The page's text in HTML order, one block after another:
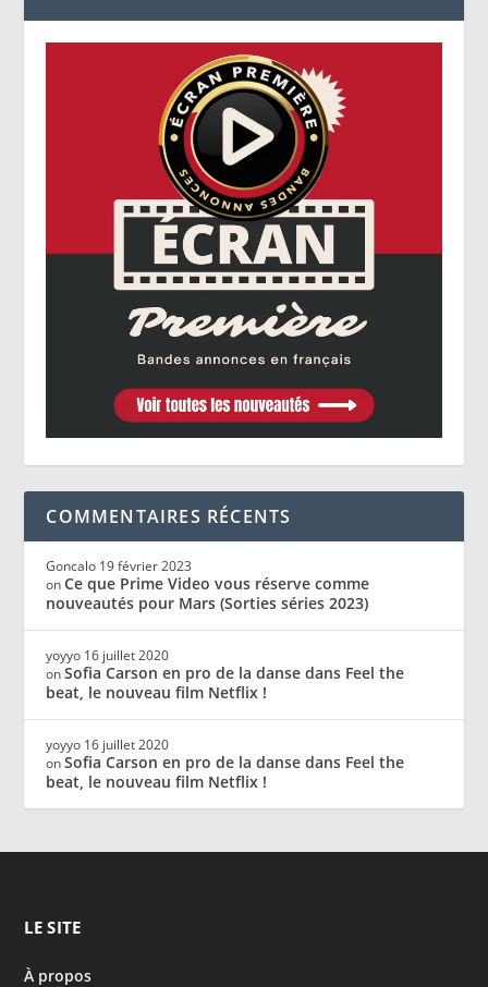
COMMENTAIRES RÉCENTS
Goncalo 19 février 2023
onCe que Prime Video vous réserve comme
nouveautés pour Mars (Sorties séries 2023)
yoyyo 16 juillet 2020
onSofia Carson en pro de la danse dans Feel the
beat, le nouveau film Netflix !
yoyyo 16 juillet 2020
onSofia Carson en pro de la danse dans Feel the
beat, le nouveau film Netflix !
LE SITE
À propos